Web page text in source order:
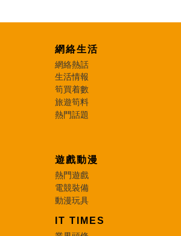
網絡生活
網絡熱話
生活情報
筍買着數
旅遊筍料
熱門話題
遊戲動漫
熱門遊戲
電競裝備
動漫玩具
IT TIMES